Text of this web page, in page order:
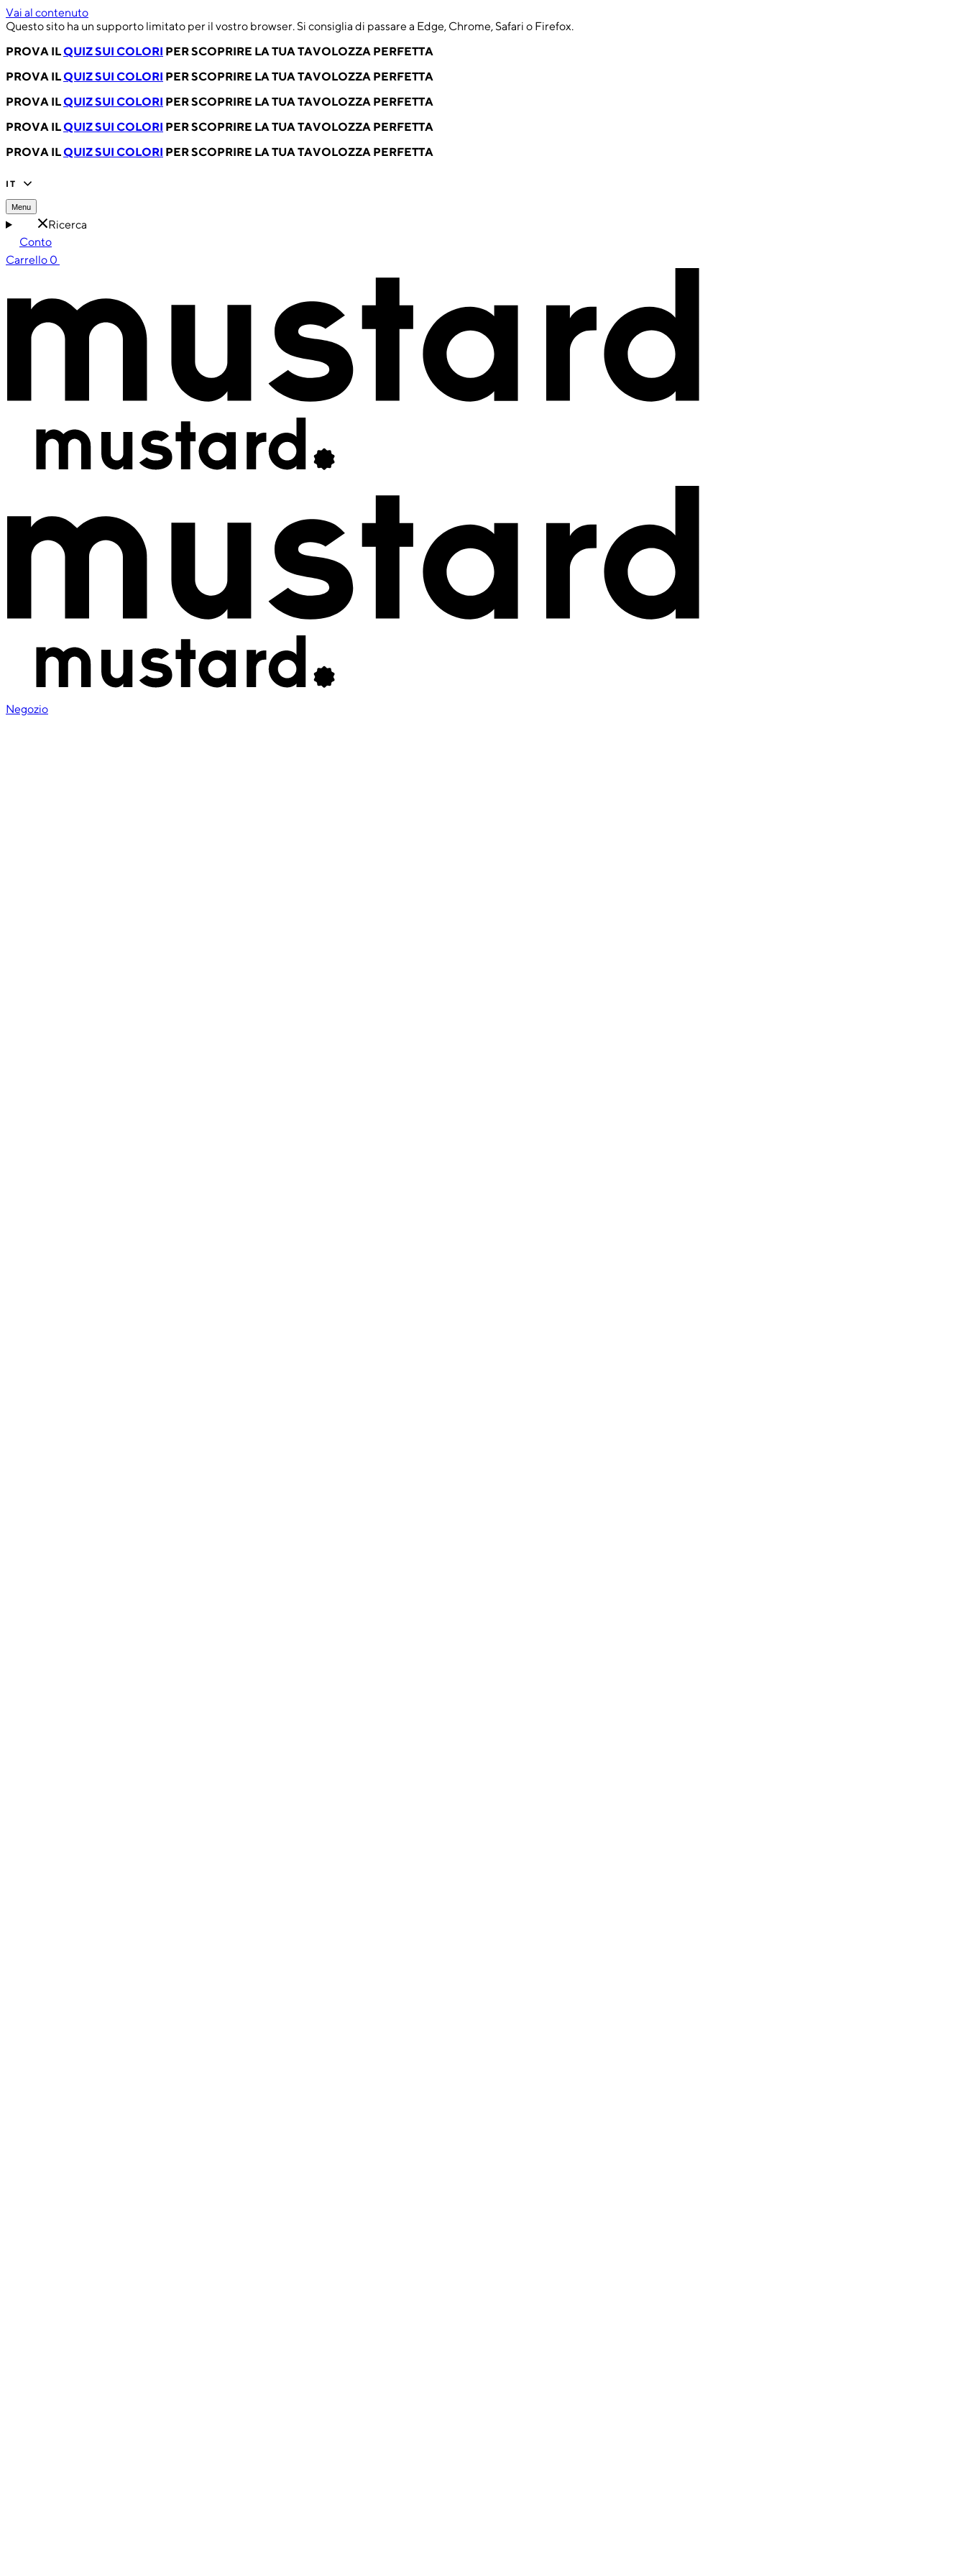
Vai al contenuto
Questo sito ha un supporto limitato per il vostro browser. Si consiglia di passare a Edge, Chrome, Safari o Firefox.
PROVA ILQUIZ SUI COLORI PER SCOPRIRE LA TUA TAVOLOZZA PERFETTA
PROVA ILQUIZ SUI COLORI PER SCOPRIRE LA TUA TAVOLOZZA PERFETTA
PROVA ILQUIZ SUI COLORI PER SCOPRIRE LA TUA TAVOLOZZA PERFETTA
PROVA ILQUIZ SUI COLORI PER SCOPRIRE LA TUA TAVOLOZZA PERFETTA
PROVA ILQUIZ SUI COLORI PER SCOPRIRE LA TUA TAVOLOZZA PERFETTA
IT
Menu
Ricerca
Conto
Carrello 0
Negozio